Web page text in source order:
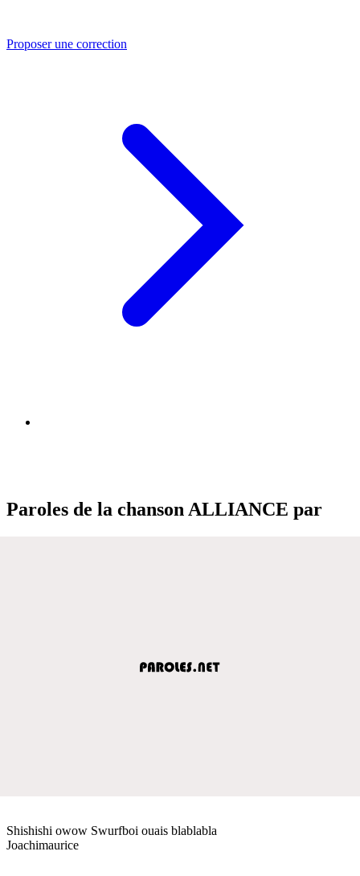
Proposer une correction
Paroles de la chanson ALLIANCE par
Shishishi owow Swurfboi ouais blablabla
Joachimaurice